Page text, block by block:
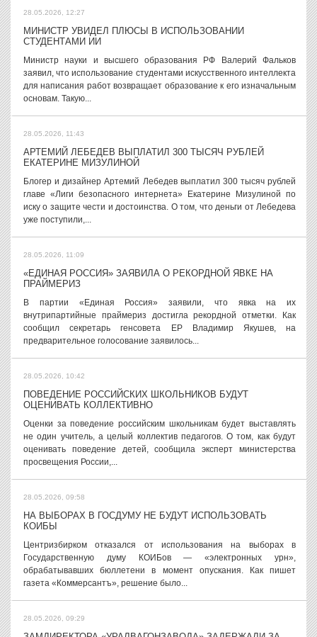
28.05.2026, 12:27
МИНИСТР УВИДЕЛ ПЛЮСЫ В ИСПОЛЬЗОВАНИИ
СТУДЕНТАМИ ИИ
Министр науки и высшего образования РФ Валерий Фальков
заявил, что использование студентами искусственного интеллекта
для написания работ возвращает образование к его изначальным
основам. Такую...
28.05.2026, 11:43
АРТЕМИЙ ЛЕБЕДЕВ ВЫПЛАТИЛ 300 ТЫСЯЧ РУБЛЕЙ
ЕКАТЕРИНЕ МИЗУЛИНОЙ
Блогер и дизайнер Артемий Лебедев выплатил 300 тысяч рублей
главе «Лиги безопасного интернета» Екатерине Мизулиной по
иску о защите чести и достоинства. О том, что деньги от Лебедева
уже поступили,...
28.05.2026, 11:09
«ЕДИНАЯ РОССИЯ» ЗАЯВИЛА О РЕКОРДНОЙ ЯВКЕ НА
ПРАЙМЕРИЗ
В партии «Единая Россия» заявили, что явка на их
внутрипартийные праймериз достигла рекордной отметки. Как
сообщил секретарь генсовета ЕР Владимир Якушев, на
предварительное голосование заявилось...
28.05.2026, 10:42
ПОВЕДЕНИЕ РОССИЙСКИХ ШКОЛЬНИКОВ БУДУТ
ОЦЕНИВАТЬ КОЛЛЕКТИВНО
Оценки за поведение российским школьникам будет выставлять
не один учитель, а целый коллектив педагогов. О том, как будут
оценивать поведение детей, сообщила эксперт министерства
просвещения России,...
28.05.2026, 09:58
НА ВЫБОРАХ В ГОСДУМУ НЕ БУДУТ ИСПОЛЬЗОВАТЬ
КОИБЫ
Центризбирком отказался от использования на выборах в
Государственную думу КОИБов — «электронных урн»,
обрабатывавших бюллетени в момент опускания. Как пишет
газета «Коммерсантъ», решение было...
28.05.2026, 09:29